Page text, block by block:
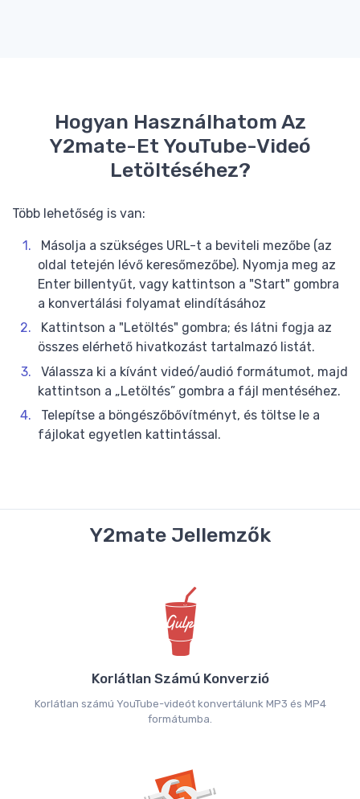
Hogyan Használhatom Az
Y2mate-Et YouTube-Videó
Letöltéséhez?
Több lehetőség is van:
Másolja a szükséges URL-t a beviteli mezőbe (az
oldal tetején lévő keresőmezőbe). Nyomja meg az
Enter billentyűt, vagy kattintson a "Start" gombra
a konvertálási folyamat elindításához
Kattintson a "Letöltés" gombra; és látni fogja az
összes elérhető hivatkozást tartalmazó listát.
Válassza ki a kívánt videó/audió formátumot, majd
kattintson a „Letöltés” gombra a fájl mentéséhez.
Telepítse a böngészőbővítményt, és töltse le a
fájlokat egyetlen kattintással.
Y2mate Jellemzők
Korlátlan Számú Konverzió
Korlátlan számú YouTube-videót konvertálunk MP3 és MP4
formátumba.